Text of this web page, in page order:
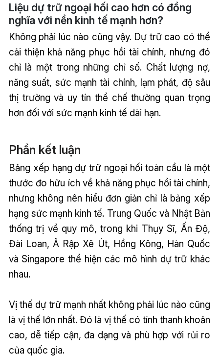
Liệu dự trữ ngoại hối cao hơn có đồng
nghĩa với nền kinh tế mạnh hơn?
Không phải lúc nào cũng vậy. Dự trữ cao có thể
cải thiện khả năng phục hồi tài chính, nhưng đó
chỉ là một trong những chỉ số. Chất lượng nợ,
năng suất, sức mạnh tài chính, lạm phát, độ sâu
thị trường và uy tín thể chế thường quan trọng
hơn đối với sức mạnh kinh tế dài hạn.
Phần kết luận
Bảng xếp hạng dự trữ ngoại hối toàn cầu là một
thước đo hữu ích về khả năng phục hồi tài chính,
nhưng không nên hiểu đơn giản chỉ là bảng xếp
hạng sức mạnh kinh tế. Trung Quốc và Nhật Bản
thống trị về quy mô, trong khi Thụy Sĩ, Ấn Độ,
Đài Loan, Ả Rập Xê Út, Hồng Kông, Hàn Quốc
và Singapore thể hiện các mô hình dự trữ khác
nhau.
Vị thế dự trữ mạnh nhất không phải lúc nào cũng
là vị thế lớn nhất. Đó là vị thế có tính thanh khoản
cao, dễ tiếp cận, đa dạng và phù hợp với rủi ro
của quốc gia.